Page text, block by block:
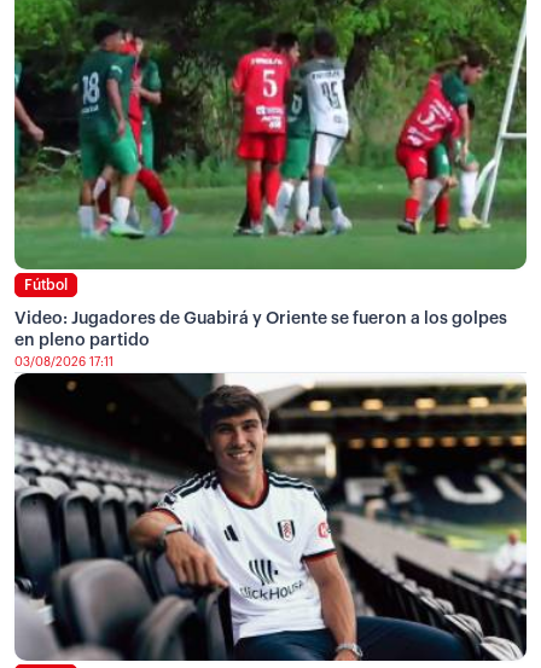
Fútbol
Video: Jugadores de Guabirá y Oriente se fueron a los golpes
en pleno partido
03/08/2026 17:11